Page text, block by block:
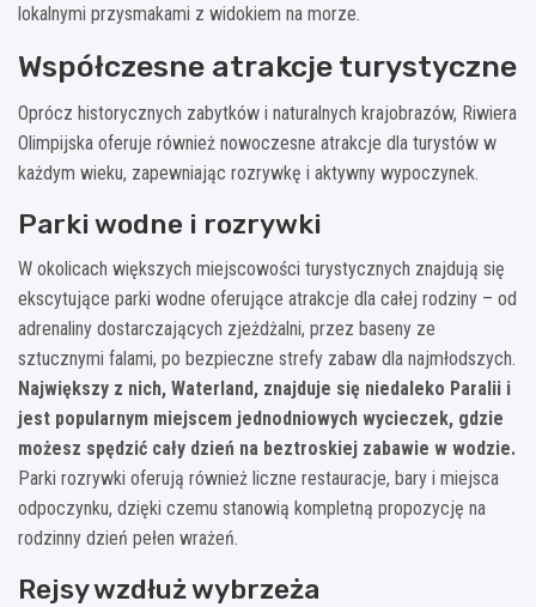
lokalnymi przysmakami z widokiem na morze.
Współczesne atrakcje turystyczne
Oprócz historycznych zabytków i naturalnych krajobrazów, Riwiera
Olimpijska oferuje również nowoczesne atrakcje dla turystów w
każdym wieku, zapewniając rozrywkę i aktywny wypoczynek.
Parki wodne i rozrywki
W okolicach większych miejscowości turystycznych znajdują się
ekscytujące parki wodne oferujące atrakcje dla całej rodziny – od
adrenaliny dostarczających zjeżdżalni, przez baseny ze
sztucznymi falami, po bezpieczne strefy zabaw dla najmłodszych.
Największy z nich, Waterland, znajduje się niedaleko Paralii i
jest popularnym miejscem jednodniowych wycieczek, gdzie
możesz spędzić cały dzień na beztroskiej zabawie w wodzie.
Parki rozrywki oferują również liczne restauracje, bary i miejsca
odpoczynku, dzięki czemu stanowią kompletną propozycję na
rodzinny dzień pełen wrażeń.
Rejsy wzdłuż wybrzeża